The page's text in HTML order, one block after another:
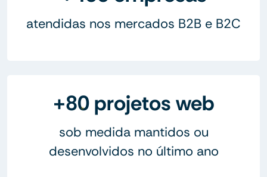
atendidas nos mercados B2B e B2C
+80 projetos web
sob medida mantidos ou
desenvolvidos no último ano